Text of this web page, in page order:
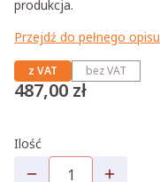
produkcja.
Przejdź do pełnego opisu
z VAT bez VAT
Cena
487,00 zł
Ilość